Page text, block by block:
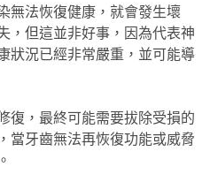
無法恢復健康，就會發生壞
，但這並非好事，因為代表神
狀況已經非常嚴重，並可能導
復，最終可能需要拔除受損的
當牙齒無法再恢復功能或威脅